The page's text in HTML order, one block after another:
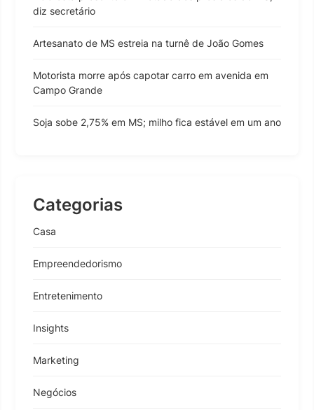
diz secretário
Artesanato de MS estreia na turnê de João Gomes
Motorista morre após capotar carro em avenida em
Campo Grande
Soja sobe 2,75% em MS; milho fica estável em um ano
Categorias
Casa
Empreendedorismo
Entretenimento
Insights
Marketing
Negócios